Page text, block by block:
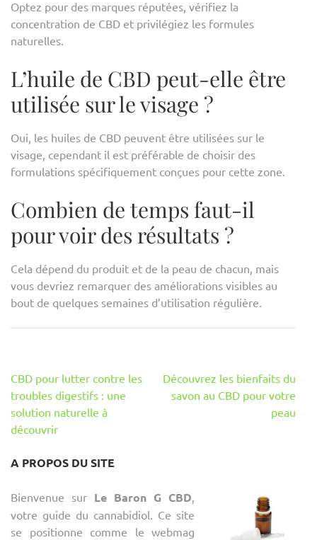
Optez pour des marques réputées, vérifiez la
concentration de CBD et privilégiez les formules
naturelles.
L’huile de CBD peut-elle être
utilisée sur le visage ?
Oui, les huiles de CBD peuvent être utilisées sur le
visage, cependant il est préférable de choisir des
formulations spécifiquement conçues pour cette zone.
Combien de temps faut-il
pour voir des résultats ?
Cela dépend du produit et de la peau de chacun, mais
vous devriez remarquer des améliorations visibles au
bout de quelques semaines d’utilisation régulière.
Navigation
de
l’article
CBD pour lutter contre les
troubles digestifs : une
solution naturelle à
découvrir
Découvrez les bienfaits du
savon au CBD pour votre
peau
A PROPOS DU SITE
Bienvenue sur Le Baron G CBD,
votre guide du cannabidiol. Ce site
se positionne comme le webmag